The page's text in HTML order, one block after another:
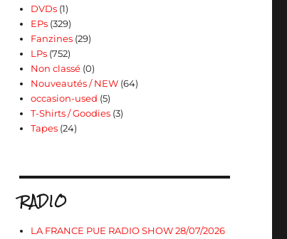
DVDs (1)
EPs (329)
Fanzines (29)
LPs (752)
Non classé (0)
Nouveautés / NEW (64)
occasion-used (5)
T-Shirts / Goodies (3)
Tapes (24)
RADIO
LA FRANCE PUE RADIO SHOW 28/07/2026